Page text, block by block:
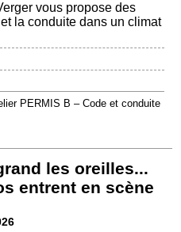
vous propose des
la conduite dans un climat
PERMIS B – Code et conduite
les oreilles...
entrent en scène